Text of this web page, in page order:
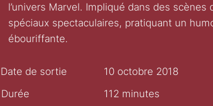
l’univers Marvel. Impliqué dans des
spéciaux spectaculaires, pratiquant un
ébouriffante.
Date de sortie
10 octobre 2018
Durée
112 minutes